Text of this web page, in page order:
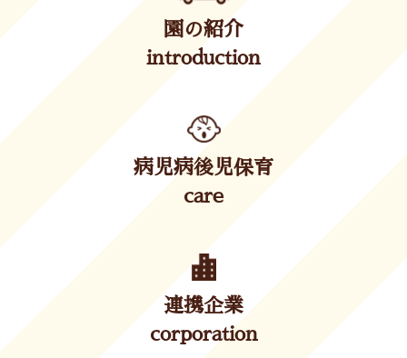
園の紹介
introduction
病児病後児保育
care
連携企業
corporation